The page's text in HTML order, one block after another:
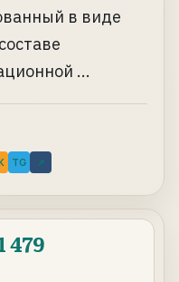
в виде
...
TG ↗
479